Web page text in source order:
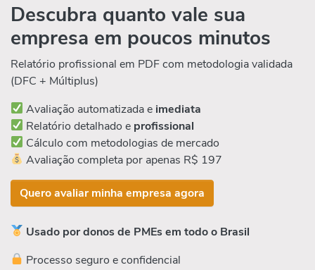
Descubra quanto vale sua
empresa em poucos minutos
Relatório profissional em PDF com metodologia validada
(DFC + Múltiplus)
Avaliação automatizada e imediata
Relatório detalhado e profissional
Cálculo com metodologias de mercado
Avaliação completa por apenas R$ 197
Quero avaliar minha empresa agora
Usado por donos de PMEs em todo o Brasil
Processo seguro e confidencial